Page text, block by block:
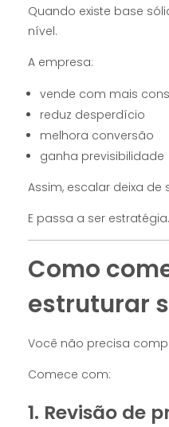
Quando existe base
nível.
A empresa:
vende com mais
reduz desperdício
melhora conversão
ganha previsibilidade
Assim, escalar deixa de
E passa a ser estratégia.
Como
estruturar
Você não precisa
Comece com:
1. Revisão de